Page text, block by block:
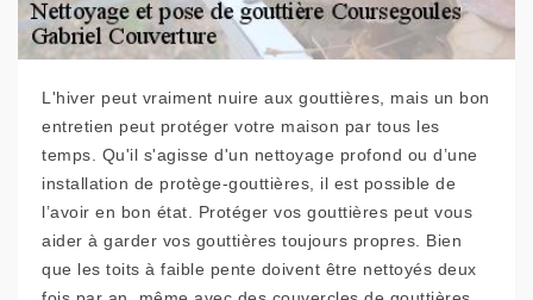
L'hiver peut vraiment nuire aux gouttières, mais un bon
entretien peut protéger votre maison par tous les
temps. Qu'il s'agisse d'un nettoyage profond ou d’une
installation de protège-gouttières, il est possible de
l’avoir en bon état. Protéger vos gouttières peut vous
aider à garder vos gouttières toujours propres. Bien
que les toits à faible pente doivent être nettoyés deux